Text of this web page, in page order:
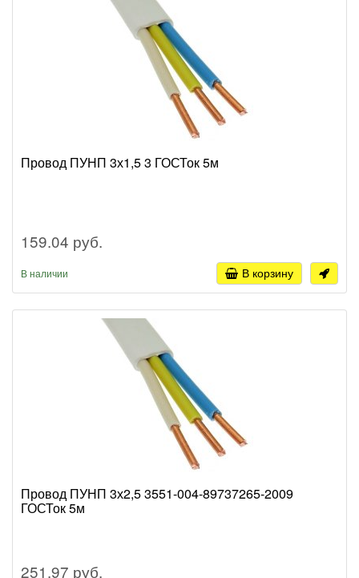
Провод ПУНП 3х1,5 3 ГОСТок 5м
159.04 руб.
В наличии В корзину
Провод ПУНП 3х2,5 3551-004-89737265-2009
ГОСТок 5м
251.97 руб.